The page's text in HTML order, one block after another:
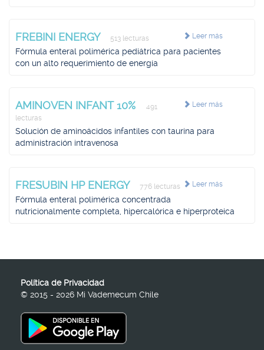
Leer más
FREBINI ENERGY 513 lecturas
Fórmula enteral polimérica pediátrica para pacientes
con un alto requerimiento de energía
Leer más
AMINOVEN INFANT 10%
491
lecturas
Solución de aminoácidos infantiles con taurina para
administración intravenosa
Leer más
FRESUBIN HP ENERGY 776 lecturas
Fórmula enteral polimérica concentrada
nutricionalmente completa, hipercalórica e hiperproteica
Política de Privacidad
© 2015 - 2026 Mi Vademecum Chile